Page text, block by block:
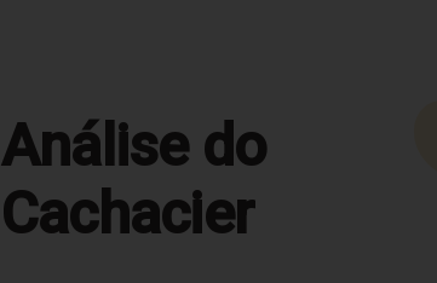
Análise do
Cachacier